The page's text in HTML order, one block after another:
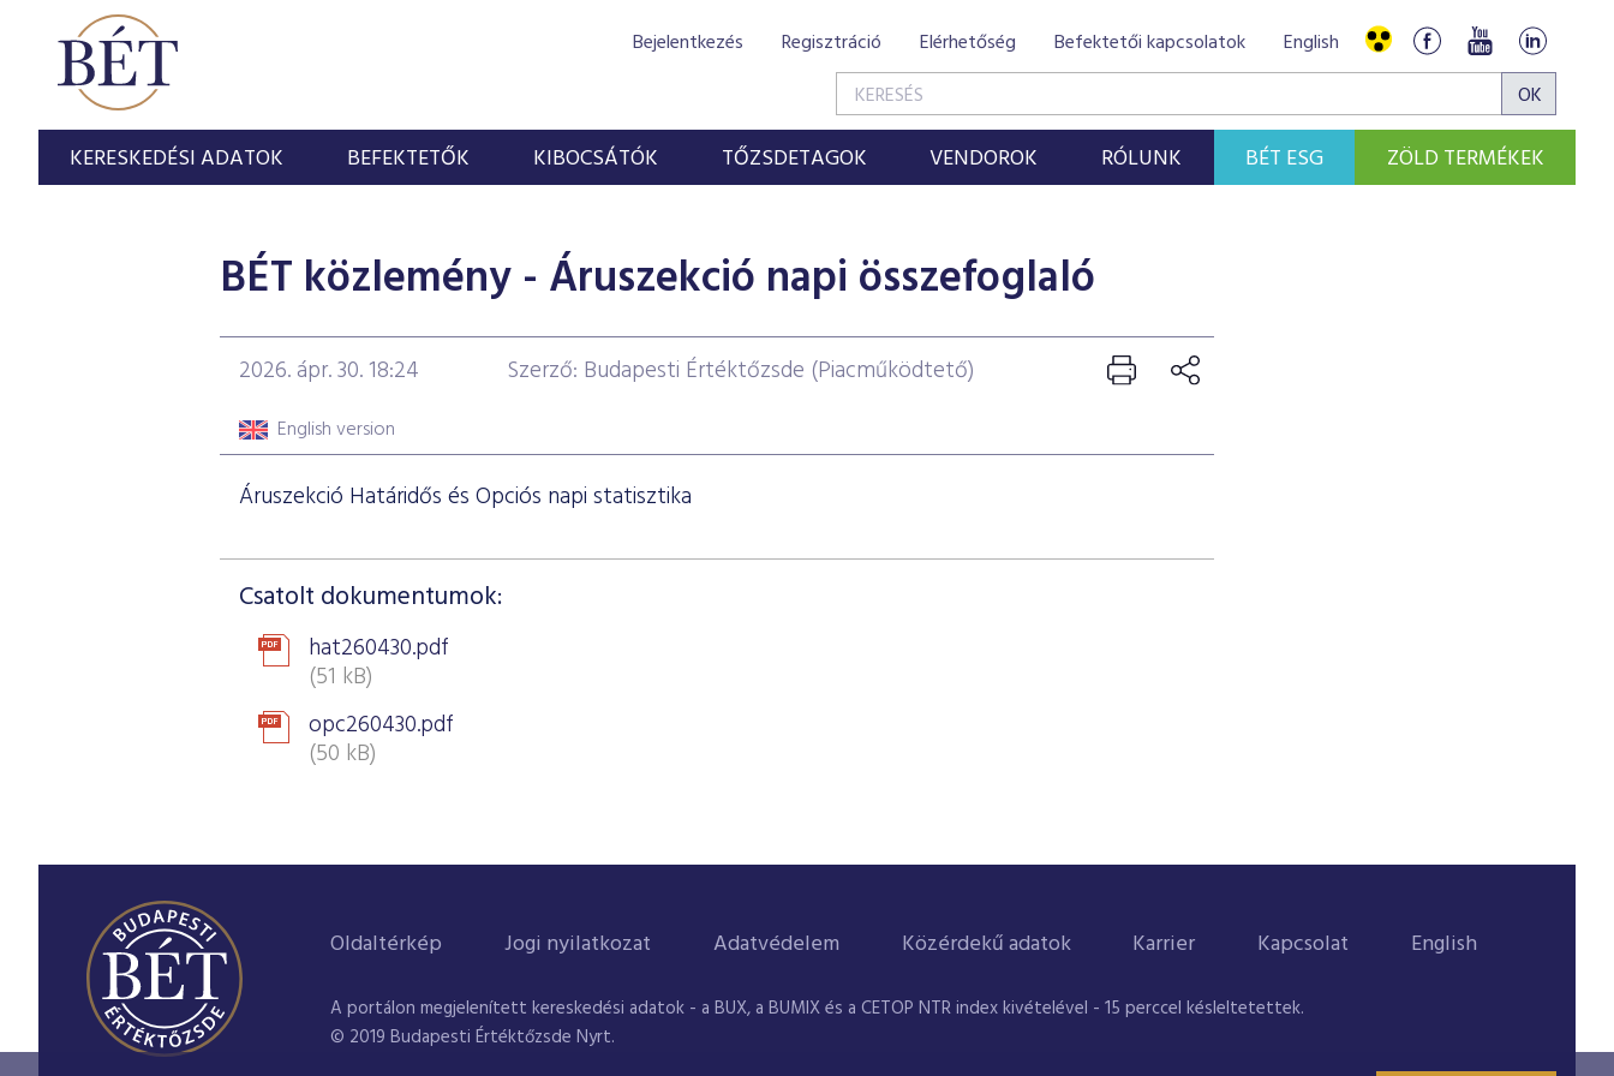
Bejelentkezés Regisztráció Elérhetőség Befektetői kapcsolatok English
KERESKEDÉSI ADATOK BEFEKTETŐK KIBOCSÁTÓK TŐZSDETAGOK VENDOROK RÓLUNK BÉT ESG ZÖLD TERMÉKEK
BÉT közlemény - Áruszekció napi összefoglaló
2026. ápr. 30. 18:24 Szerző: Budapesti Értéktőzsde (Piacműködtető)
English version
Áruszekció Határidős és Opciós napi statisztika
Csatolt dokumentumok:
hat260430.pdf
(51 kB)
opc260430.pdf
(50 kB)
Oldaltérkép Jogi nyilatkozat Adatvédelem Közérdekű adatok Karrier Kapcsolat English
A portálon megjelenített kereskedési adatok - a BUX, a BUMIX és a CETOP NTR index kivételével - 15 perccel késleltetettek.
© 2019 Budapesti Értéktőzsde Nyrt.